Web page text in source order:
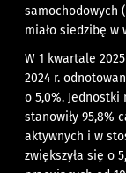
samochodowych
miało siedzibę w
W 1 kwartale
2024 r.
o 5,0%.
stanowiły 95,8%
aktywnych i w
zwiększyła się o